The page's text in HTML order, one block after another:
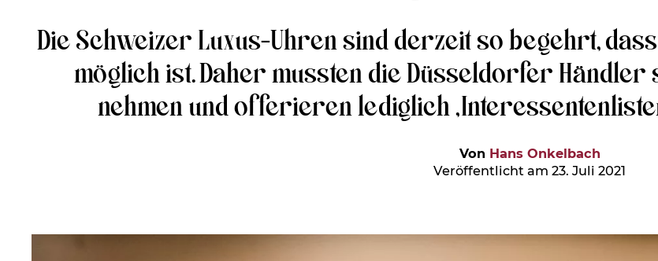
Die Schweizer Luxus-Uhren sind derzeit so begehrt,
möglich ist. Daher mussten die Düsseldorfer Händler
nehmen und offerieren lediglich
Von Hans Onkelbach
Veröffentlicht am 23. Juli 2021